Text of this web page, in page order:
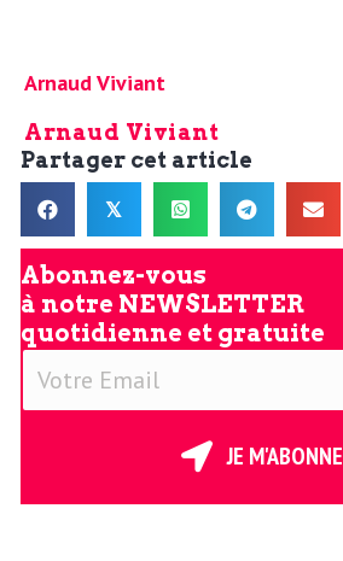
Arnaud Viviant
Arnaud Viviant
Partager cet article
𝕏
Abonnez-vous
à notre NEWSLETTER
quotidienne et gratuite
V
E
JE M'ABONNE